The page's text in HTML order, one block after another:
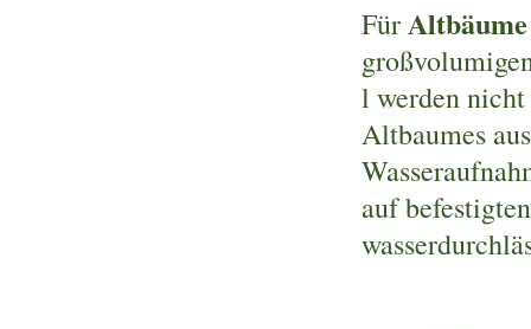
FürAltbäume
l werden
Altbaumes
auf